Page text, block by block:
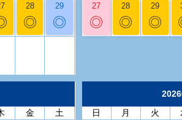
28
◎
29
◎
27
◎
28
◎
29
◎
金 土
日
月 火